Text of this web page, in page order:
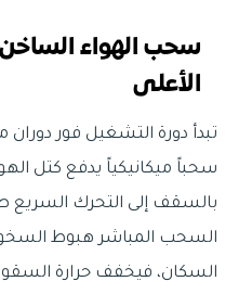
سحب الهواء
الأعلى
تبدأ دورة التشغيل فور دوران
سحباً ميكانيكياً يدفع كتل
بالسقف إلى التحرك
السحب المباشر هبوط
السكان، فيخفف حرارة